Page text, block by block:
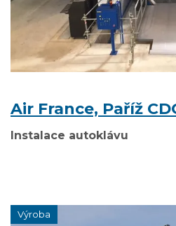
Air France, Paříž
Instalace autoklávu
Výroba